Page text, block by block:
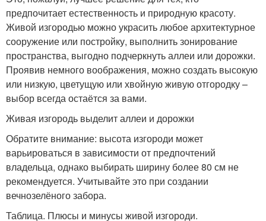
предпочитает естественность и природную красоту.
Живой изгородью можно украсить любое архитектурное
сооружение или постройку, выполнить зонирование
пространства, выгодно подчеркнуть аллеи или дорожки.
Проявив немного воображения, можно создать высокую
или низкую, цветущую или хвойную живую отгородку –
выбор всегда остаётся за вами.
Живая изгородь выделит аллеи и дорожки
Обратите внимание: высота изгороди может
варьироваться в зависимости от предпочтений
владельца, однако выбирать ширину более 80 см не
рекомендуется. Учитывайте это при создании
вечнозелёного забора.
Таблица. Плюсы и минусы живой изгороди.